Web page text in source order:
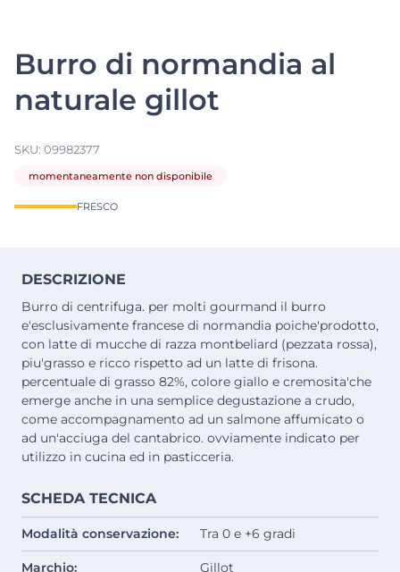
Burro di normandia al
naturale gillot
SKU: 09982377
momentaneamente non disponibile
FRESCO
DESCRIZIONE
Burro di centrifuga. per molti gourmand il burro
e'esclusivamente francese di normandia poiche'prodotto,
con latte di mucche di razza montbeliard (pezzata rossa),
piu'grasso e ricco rispetto ad un latte di frisona.
percentuale di grasso 82%, colore giallo e cremosita'che
emerge anche in una semplice degustazione a crudo,
come accompagnamento ad un salmone affumicato o
ad un'acciuga del cantabrico. ovviamente indicato per
utilizzo in cucina ed in pasticceria.
SCHEDA TECNICA
Modalità conservazione: Tra 0 e +6 gradi
Marchio: Gillot